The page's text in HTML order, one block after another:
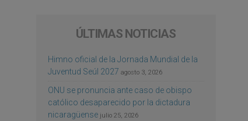
ÚLTIMAS NOTICIAS
Himno oficial de la Jornada Mundial de la
Juventud Seúl 2027 agosto 3, 2026
ONU se pronuncia ante caso de obispo
católico desaparecido por la dictadura
nicaragüense julio 25, 2026